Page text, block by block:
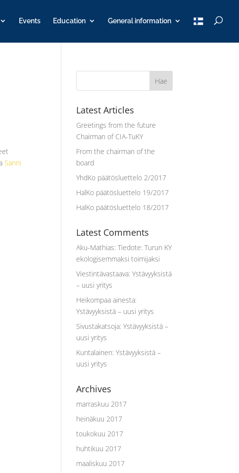
Events Education General information
T
u
Sanni
Latest Articles
Greetings from the future
Chairman of CIA-TuKY
From the chairman of the
board
YhdKo päätösluettelo 2/2017
HalKo päätösluettelo 19/2017
HalKo päätösluettelo 18/2017
Latest Comments
Aku-Mathias:Tiedote: Turun KY
ekologisemmaksi toimijaksi
Viestintävastaava:Ystävyyksistä
– uusi yritys
Heikompaa ainesta:
Ystävyyksistä – uusi yritys
Sivustakatsoja:Ystävyyksistä –
uusi yritys
Kuntalainen:Ystävyyksistä –
uusi yritys
Archives
marraskuu 2017
heinäkuu 2017
toukokuu 2017
huhtikuu 2017
maaliskuu 2017